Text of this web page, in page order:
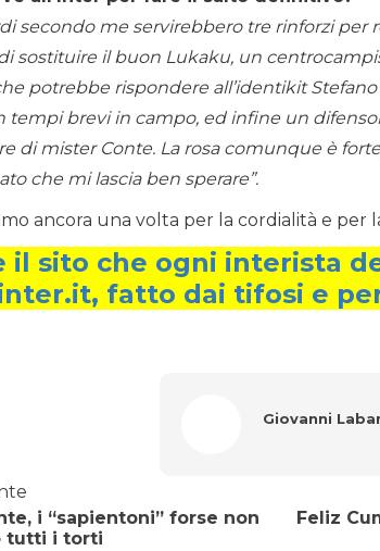
secondo me servirebbero tre rinforzi per
sostituire il buon Lukaku, un
potrebbe rispondere all’identikit Stefano
tempi brevi in campo, ed infine un
di mister Conte. La rosa comunque è
che mi lascia ben sperare”.
ancora una volta per la cordialità e per
il sito che ogni interista
fatto dai tifosi e
Giovanni
i “sapientoni” forse non
tutti i torti
Feliz